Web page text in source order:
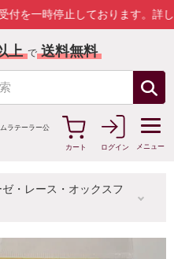
停止しております。詳しくはこ
上 で 送料無料
ムラテーラー公
カート
ログイン メニュー
・レース・オックスフ